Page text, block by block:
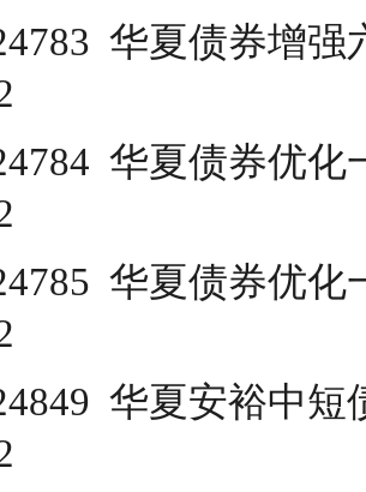
华夏债券增
华夏债券优
华夏债券优
华夏安裕中短